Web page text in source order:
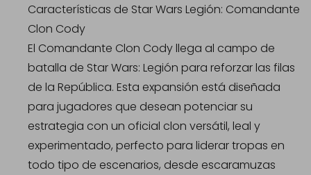
Características de Star Wars Legión: Comandante
Clon Cody
El Comandante Clon Cody llega al campo de
batalla de Star Wars: Legión para reforzar las filas
de la República. Esta expansión está diseñada
para jugadores que desean potenciar su
estrategia con un oficial clon versátil, leal y
experimentado, perfecto para liderar tropas en
todo tipo de escenarios, desde escaramuzas